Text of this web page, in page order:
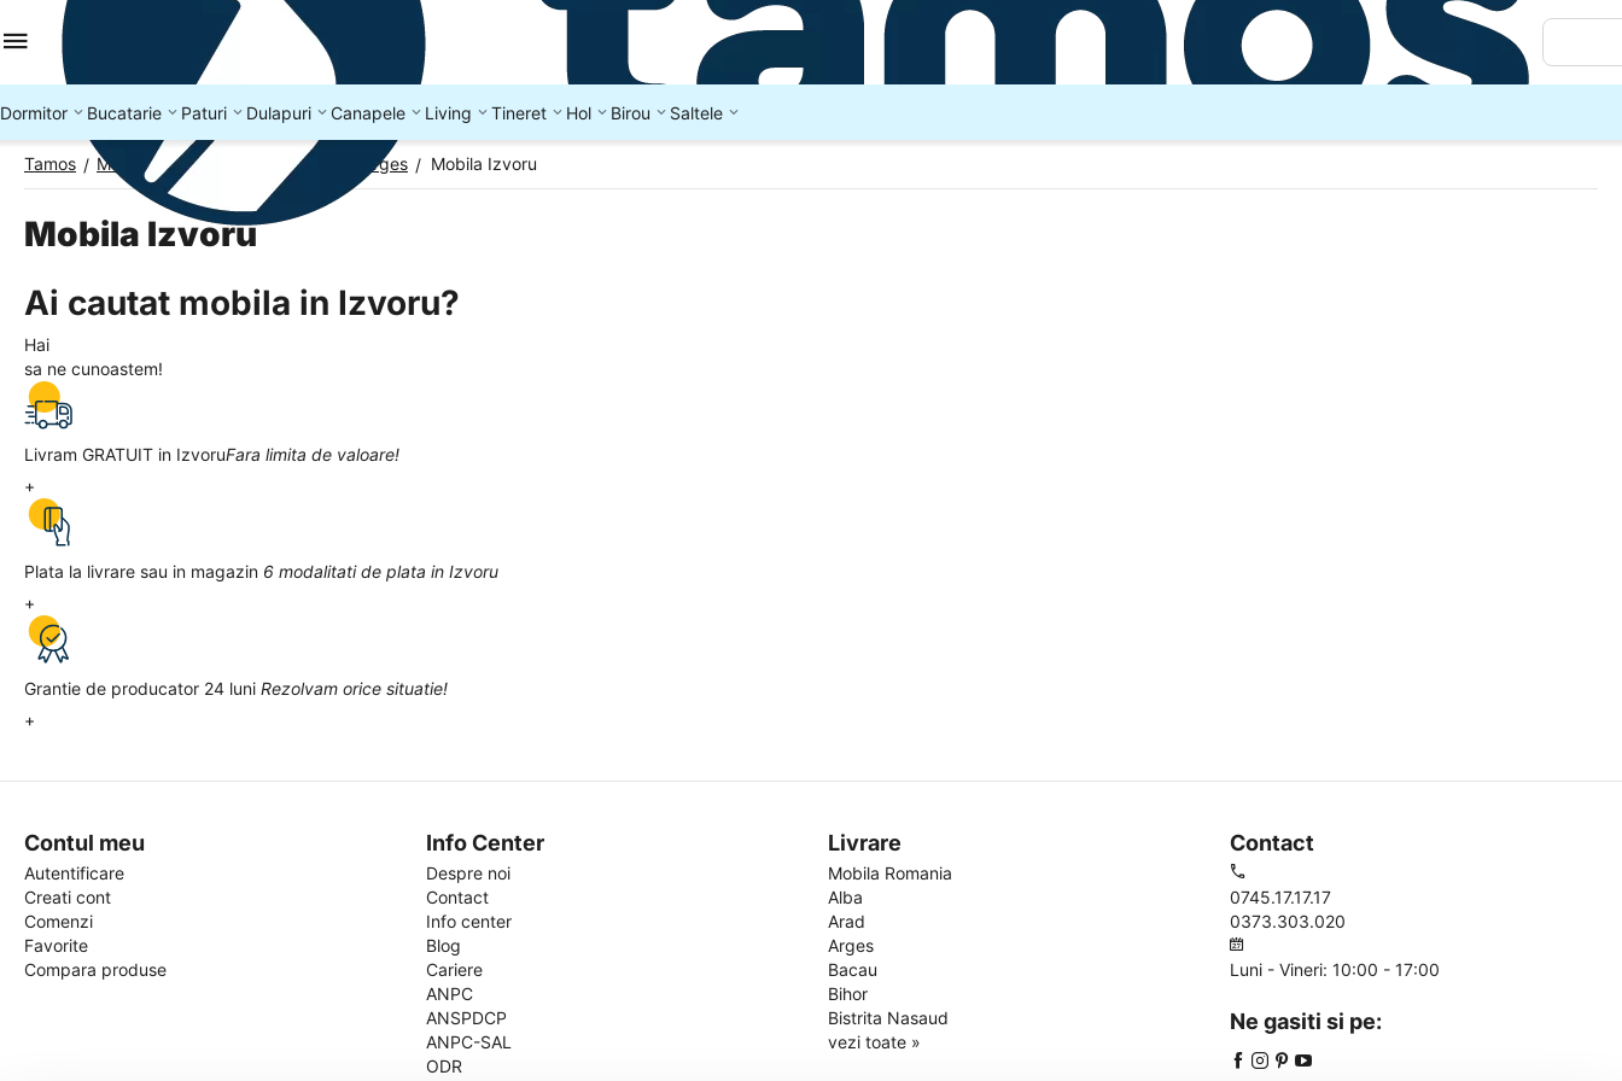
Dormitor Bucatarie Paturi Dulapuri Canapele Living Tineret Hol Birou Saltele
Tamos / Mobila Romania Mobila Judetul Arges / Mobila Izvoru
Mobila Izvoru
Ai cautat mobila in Izvoru?
Hai
sa ne cunoastem!
Livram GRATUIT in IzvoruFara limita de valoare!
+
Plata la livrare sau in magazin 6 modalitati de plata in Izvoru
+
Grantie de producator 24 luni Rezolvam orice situatie!
+
Contul meu
Autentificare
Creati cont
Comenzi
Favorite
Compara produse
Info Center
Despre noi
Contact
Info center
Blog
Cariere
ANPC
ANSPDCP
ANPC-SAL
ODR
Livrare
Mobila Romania
Alba
Arad
Arges
Bacau
Bihor
Bistrita Nasaud
vezi toate »
Contact
0745.17.17.17
0373.303.020
Luni - Vineri: 10:00 - 17:00
Ne gasiti si pe: